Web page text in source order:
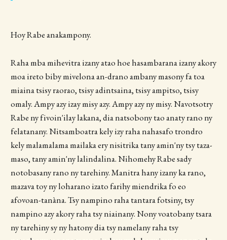
Hoy Rabe anakampony.
Raha mba mihevitra izany atao hoe hasambarana izany akory
moa ireto biby mivelona an-drano ambany masony fa toa
miaina tsisy raorao, tsisy adintsaina, tsisy ampitso, tsisy
omaly. Ampy azy izay misy azy. Ampy azy ny misy. Navotsotry
Rabe ny fivoin'ilay lakana, dia natsobony tao anaty rano ny
felatanany. Nitsamboatra kely izy raha nahasafo trondro
kely malamalama mailaka ery nisitrika tany amin'ny tsy taza-
maso, tany amin'ny lalindalina. Nihomehy Rabe sady
notobasany rano ny tarehiny. Manitra hany izany ka rano,
mazava toy ny loharano izato farihy miendrika fo eo
afovoan-tanàna. Tsy nampino raha tantara fotsiny, tsy
nampino azy akory raha tsy niainany. Nony voatobany tsara
ny tarehiny sy ny hatony dia tsy namelany raha tsy